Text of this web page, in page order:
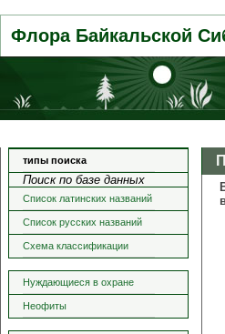
Флора Байкальской
типы поиска
Поиск по базе данных
Список латинских названий
Список русских названий
Схема классификации
Нуждающиеся в охране
Неофиты